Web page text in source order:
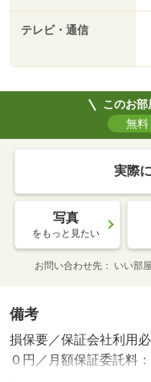
テレビ・通信
このお部
無料
実際
写真
をもっと見たい
お問い合わせ先 いい部
備考
損保要／保証会社利用
０円／月額保証委託料